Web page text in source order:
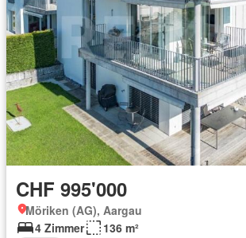
CHF 995'000
Möriken (AG), Aargau
4 Zimmer
136 m²